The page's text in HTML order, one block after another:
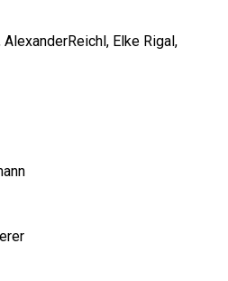
AlexanderReichl, Elke Rigal,